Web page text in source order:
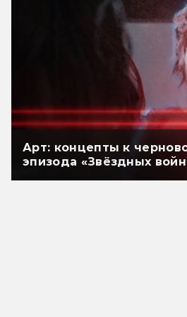
Арт: концепты к
эпизода «Звёздных